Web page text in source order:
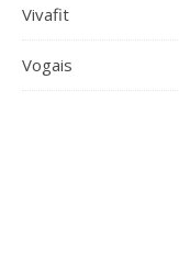
Vivafit
Vogais